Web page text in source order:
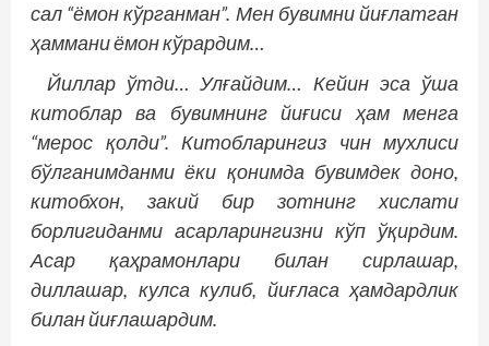
сал “ёмон кўрганман”. Мен бувимни йиғлатган
ҳаммани ёмон кўрардим…
Йиллар ўтди… Улғайдим… Кейин эса ўша
китоблар ва бувимнинг йиғиси ҳам менга
“мерос қолди”. Китобларингиз чин мухлиси
бўлганимданми ёки қонимда бувимдек доно,
китобхон, закий бир зотнинг хислати
борлигиданми асарларингизни кўп ўқирдим.
Асар қаҳрамонлари билан сирлашар,
диллашар, кулса кулиб, йиғласа ҳамдардлик
билан йиғлашардим.